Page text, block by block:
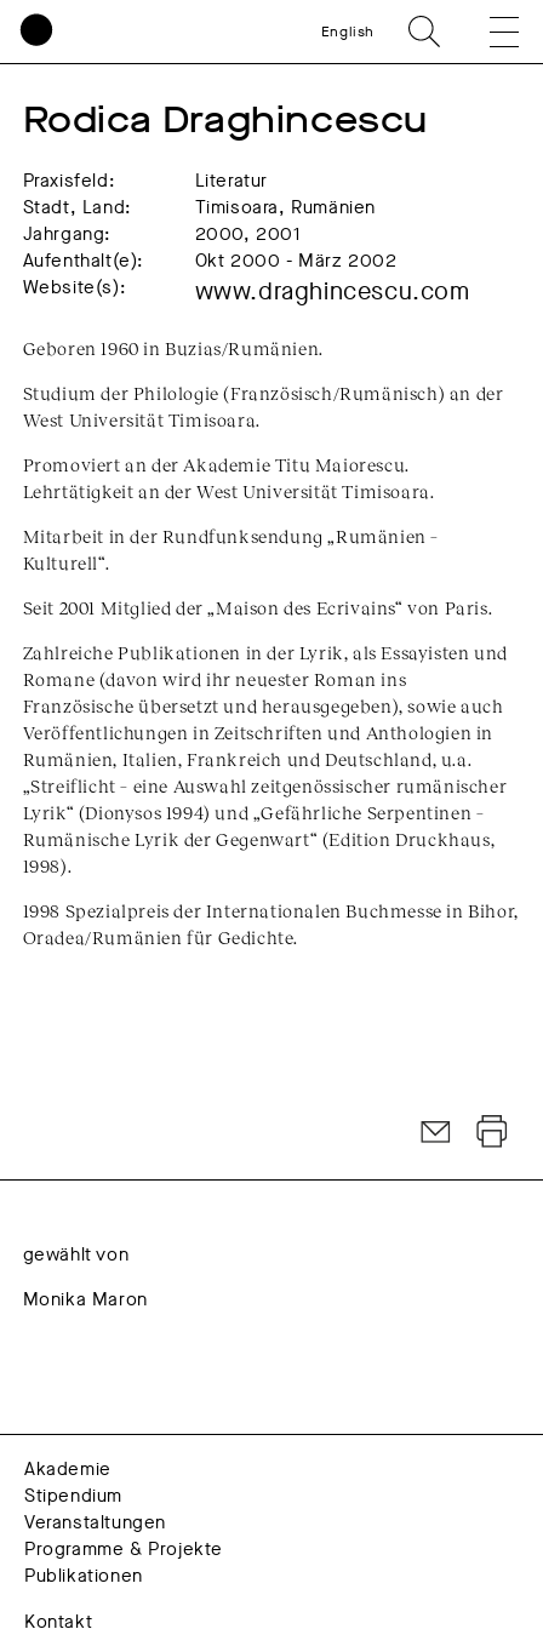
English
Rodica Draghincescu
Praxisfeld:
Literatur
Stadt, Land:
Timisoara, Rumänien
Jahrgang:
2000, 2001
Aufenthalt(e):
Okt 2000 - März 2002
Website(s):
www.draghincescu.com
Geboren 1960 in Buzias/Rumänien.
Studium der Philologie (Französisch/Rumänisch) an der
West Universität Timisoara.
Promoviert an der Akademie Titu Maiorescu.
Lehrtätigkeit an der West Universität Timisoara.
Mitarbeit in der Rundfunksendung „Rumänien –
Kulturell“.
Seit 2001 Mitglied der „Maison des Ecrivains“ von Paris.
Zahlreiche Publikationen in der Lyrik, als Essayisten und
Romane (davon wird ihr neuester Roman ins
Französische übersetzt und herausgegeben), sowie auch
Veröffentlichungen in Zeitschriften und Anthologien in
Rumänien, Italien, Frankreich und Deutschland, u.a.
„Streiflicht – eine Auswahl zeitgenössischer rumänischer
Lyrik“ (Dionysos 1994) und „Gefährliche Serpentinen –
Rumänische Lyrik der Gegenwart“ (Edition Druckhaus,
1998).
1998 Spezialpreis der Internationalen Buchmesse in Bihor,
Oradea/Rumänien für Gedichte.
gewählt von
Monika Maron
Akademie
Stipendium
Veranstaltungen
Programme & Projekte
Publikationen
Kontakt